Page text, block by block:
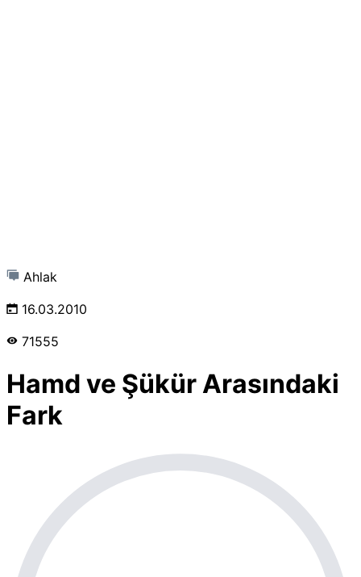
Ahlak
16.03.2010
71555
Hamd ve Şükür Arasındaki
Fark